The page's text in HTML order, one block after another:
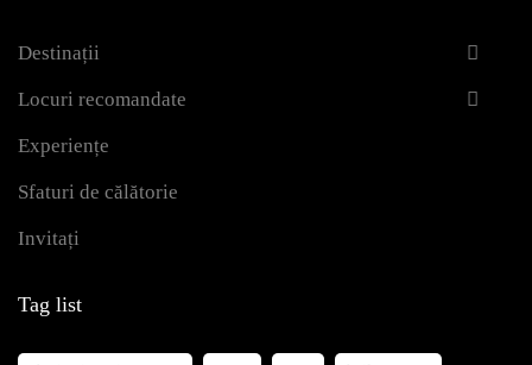
Destinații
Locuri recomandate
Experiențe
Sfaturi de călătorie
Invitați
Tag list